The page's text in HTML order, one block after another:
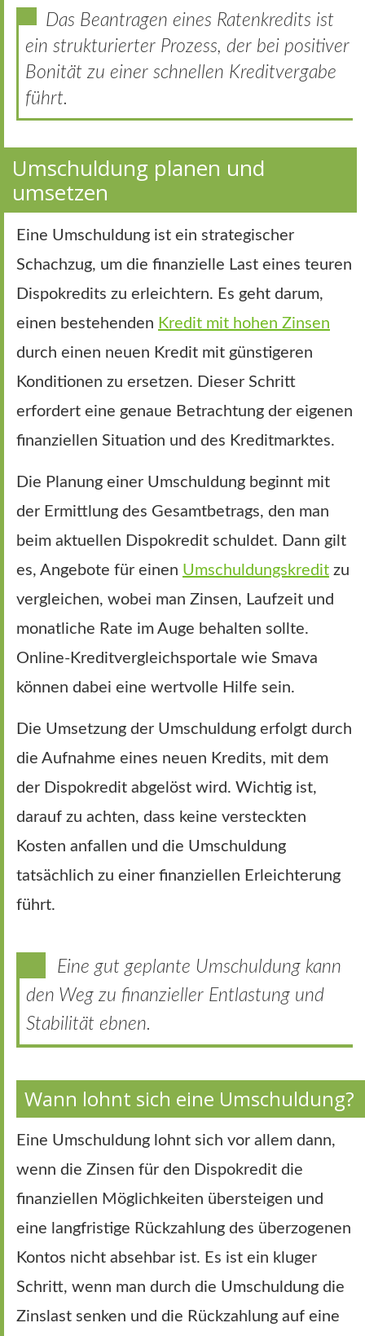
Das Beantragen eines Ratenkredits ist
ein strukturierter Prozess, der bei positiver
Bonität zu einer schnellen Kreditvergabe
führt.
Umschuldung planen und
umsetzen
Eine Umschuldung ist ein strategischer
Schachzug, um die finanzielle Last eines teuren
Dispokredits zu erleichtern. Es geht darum,
einen bestehenden Kredit mit hohen Zinsen
durch einen neuen Kredit mit günstigeren
Konditionen zu ersetzen. Dieser Schritt
erfordert eine genaue Betrachtung der eigenen
finanziellen Situation und des Kreditmarktes.
Die Planung einer Umschuldung beginnt mit
der Ermittlung des Gesamtbetrags, den man
beim aktuellen Dispokredit schuldet. Dann gilt
es, Angebote für einen Umschuldungskredit zu
vergleichen, wobei man Zinsen, Laufzeit und
monatliche Rate im Auge behalten sollte.
Online-Kreditvergleichsportale wie Smava
können dabei eine wertvolle Hilfe sein.
Die Umsetzung der Umschuldung erfolgt durch
die Aufnahme eines neuen Kredits, mit dem
der Dispokredit abgelöst wird. Wichtig ist,
darauf zu achten, dass keine versteckten
Kosten anfallen und die Umschuldung
tatsächlich zu einer finanziellen Erleichterung
führt.
Eine gut geplante Umschuldung kann
den Weg zu finanzieller Entlastung und
Stabilität ebnen.
Wann lohnt sich eine Umschuldung?
Eine Umschuldung lohnt sich vor allem dann,
wenn die Zinsen für den Dispokredit die
finanziellen Möglichkeiten übersteigen und
eine langfristige Rückzahlung des überzogenen
Kontos nicht absehbar ist. Es ist ein kluger
Schritt, wenn man durch die Umschuldung die
Zinslast senken und die Rückzahlung auf eine